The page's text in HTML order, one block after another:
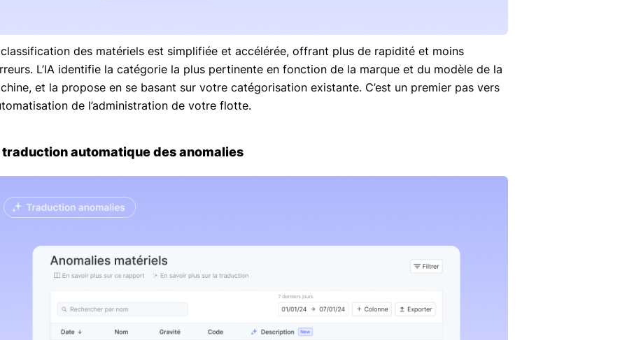
des matériels est simplifiée et accélérée, offrant plus de rapidité et moins
L’IA identifie la catégorie la plus pertinente en fonction de la marque et du modèle de la
et la propose en se basant sur votre catégorisation existante. C’est un premier pas vers
de l’administration de votre flotte.
traduction automatique des anomalies